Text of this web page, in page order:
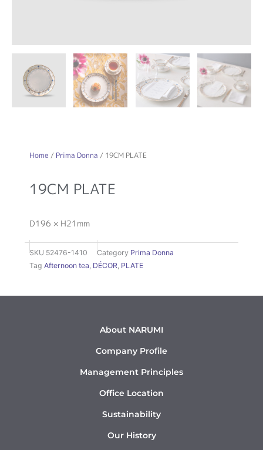
Home / Prima Donna / 19CM PLATE
19CM PLATE
D196 × H21mm
SKU 52476-1410 Category Prima Donna
Tag Afternoon tea DÉCOR PLATE
About NARUMI
Company Profile
Management Principles
Office Location
Sustainability
Our History